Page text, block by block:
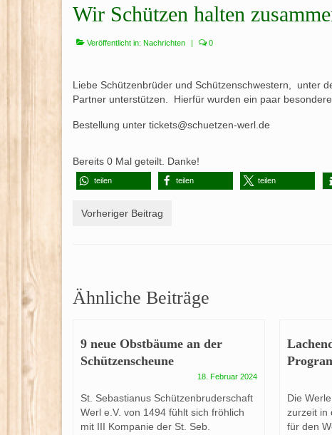
Wir Schützen halten
Veröffentlicht in: Nachrichten | 0
Liebe Schützenbrüder und Schützenschwestern, unter
Partner unterstützen. Hierfür wurden ein paar
Bestellung unter tickets@schuetzen-werl.de
Bereits 0 Mal geteilt. Danke!
teilen teilen teilen
Vorheriger Beitrag
Ähnliche Beiträge
9 neue Obstbäume an der
Schützenscheune
18. Februar 2024
St. Sebastianus Schützenbruderschaft
Werl e.V. von 1494 fühlt sich fröhlich
mit III Kompanie der St. Seb.
Die
zurzeit in
für den